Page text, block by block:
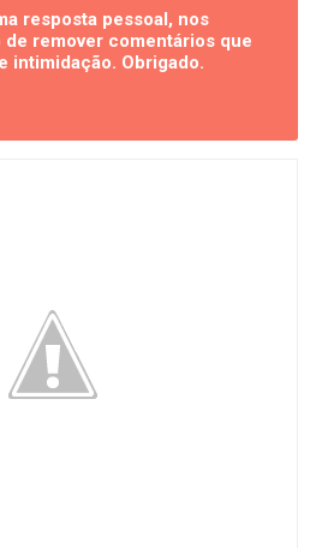
resposta pessoal, nos
remover comentários que
intimidação. Obrigado.